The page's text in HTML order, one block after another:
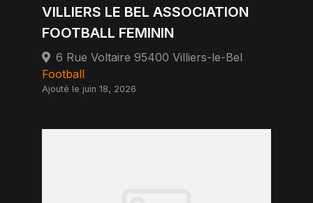
VILLIERS LE BEL ASSOCIATION
FOOTBALL FEMININ
6 Rue Voltaire 95400 Villiers-le-Bel
Football
Ajouté le juin 18, 2026